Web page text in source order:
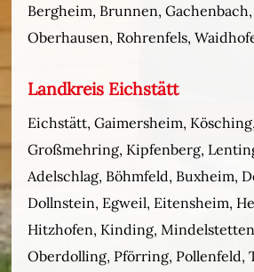
Bergheim, Brunnen,
Oberhausen, Rohrenfels,
Landkreis Eichstätt
Eichstätt, Gaimersheim,
Großmehring, Kipfenberg,
Adelschlag, Böhmfeld, Buxheim,
Dollnstein, Egweil, Eitensheim,
Hitzhofen, Kinding,
Oberdolling, Pförring, Pollenfeld,